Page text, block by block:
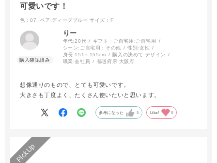
可愛いです！
色：07. ベア:ディープブルー サイズ：F
りー
年代:20代 ギフト・ご自宅用:ご自宅用
シーン: ご自宅用：その他 性別:女性
身長:151～155cm 購入の決めて: デザイン
職業:会社員 都道府県: 大阪府
想像通りのもので、とても可愛いです。
大きさも丁度よく、たくさん使いたいと思います。
参考になった 5 Like! 8